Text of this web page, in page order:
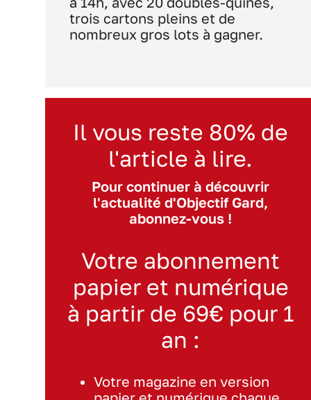
trois cartons pleins et de
nombreux gros lots à gagner.
Il vous reste 80% de
l'article à lire.
Pour continuer à découvrir
l'actualité d'Objectif Gard,
abonnez-vous !
Votre abonnement
papier et numérique
à partir de 69€ pour 1
an :
Votre magazine en version